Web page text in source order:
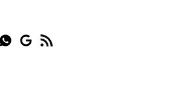
Whatsapp
Google
RSS